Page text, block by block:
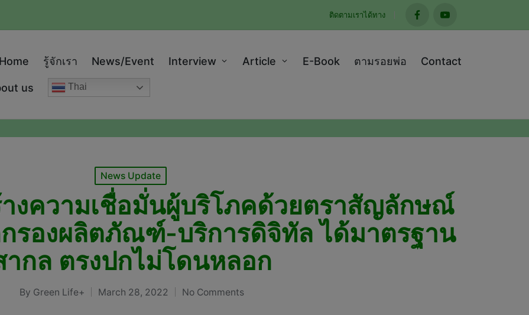
ติดตามเราได้ทาง
facebookyoutube
Home รู้จักเรา News/Event Interview Article E-Book ตามรอยพ่อ Contact
us Thai
Posted
News Update
างความเชื่อมั่นผู้บริโภคด้วยตราสัญลักษณ์
รองผลิตภัณฑ์-บริการดิจิทัล ได้มาตรฐาน
ากล ตรงปกไม่โดนหลอก
Posted
By Green Life+ March 28, 2022 No Comments